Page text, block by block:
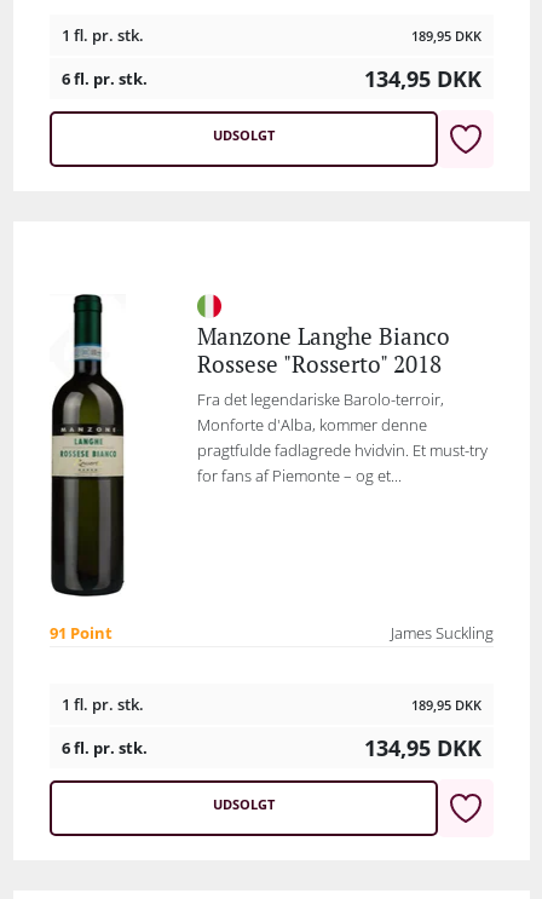
1 fl. pr. stk. 189,95 DKK
6 fl. pr. stk. 134,95 DKK
UDSOLGT
Manzone Langhe Bianco
Rossese "Rosserto" 2018
Fra det legendariske Barolo-terroir,
Monforte d'Alba, kommer denne
pragtfulde fadlagrede hvidvin. Et must-try
for fans af Piemonte – og et...
91 Point James Suckling
1 fl. pr. stk. 189,95 DKK
6 fl. pr. stk. 134,95 DKK
UDSOLGT